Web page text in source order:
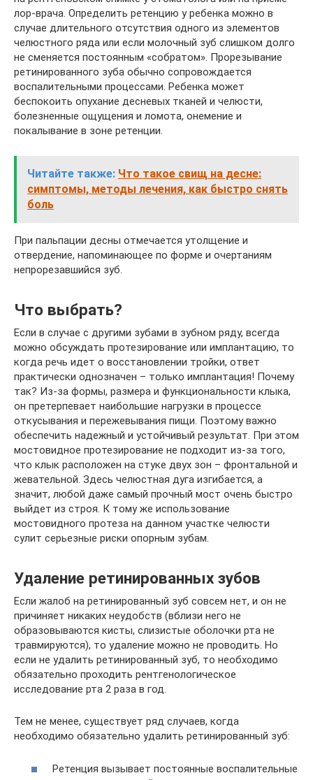
лор-врача. Определить ретенцию у ребенка можно в
случае длительного отсутствия одного из элементов
челюстного ряда или если молочный зуб слишком долго
не сменяется постоянным «собратом». Прорезывание
ретинированного зуба обычно сопровождается
воспалительными процессами. Ребенка может
беспокоить опухание десневых тканей и челюсти,
болезненные ощущения и ломота, онемение и
покалывание в зоне ретенции.
Читайте также: Что такое свищ на десне:
симптомы, методы лечения, как быстро снять
боль
При пальпации десны отмечается утолщение и
отвердение, напоминающее по форме и очертаниям
непрорезавшийся зуб.
Что выбрать?
Если в случае с другими зубами в зубном ряду, всегда
можно обсуждать протезирование или имплантацию, то
когда речь идет о восстановлении тройки, ответ
практически однозначен – только имплантация! Почему
так? Из-за формы, размера и функциональности клыка,
он претерпевает наибольшие нагрузки в процессе
откусывания и пережевывания пищи. Поэтому важно
обеспечить надежный и устойчивый результат. При этом
мостовидное протезирование не подходит из-за того,
что клык расположен на стуке двух зон – фронтальной и
жевательной. Здесь челюстная дуга изгибается, а
значит, любой даже самый прочный мост очень быстро
выйдет из строя. К тому же использование
мостовидного протеза на данном участке челюсти
сулит серьезные риски опорным зубам.
Удаление ретинированных зубов
Если жалоб на ретинированный зуб совсем нет, и он не
причиняет никаких неудобств (вблизи него не
образовываются кисты, слизистые оболочки рта не
травмируются), то удаление можно не проводить. Но
если не удалить ретинированный зуб, то необходимо
обязательно проходить рентгенологическое
исследование рта 2 раза в год.
Тем не менее, существует ряд случаев, когда
необходимо обязательно удалить ретинированный зуб:
Ретенция вызывает постоянные воспалительные